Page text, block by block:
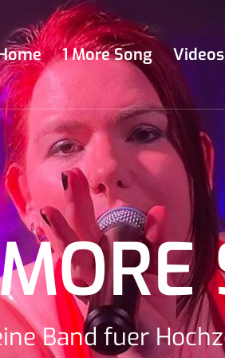
1 More Song Videos
Band fuer